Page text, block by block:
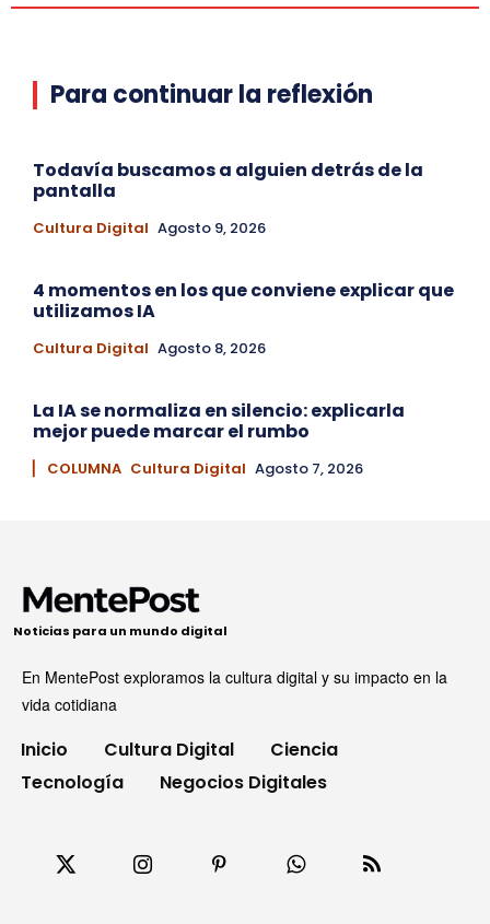
Para continuar la reflexión
Todavía buscamos a alguien detrás de la
pantalla
Cultura Digital Agosto 9, 2026
4 momentos en los que conviene explicar que
utilizamos IA
Cultura Digital Agosto 8, 2026
La IA se normaliza en silencio: explicarla
mejor puede marcar el rumbo
▏ COLUMNA Cultura Digital Agosto 7, 2026
Noticias para un mundo digital
En MentePost exploramos la cultura digital y su impacto en la
vida cotidiana
Inicio Cultura Digital
Ciencia
Tecnología
Negocios Digitales